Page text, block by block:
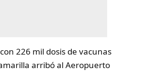
226 mil dosis de vacunas
arribó al Aeropuerto